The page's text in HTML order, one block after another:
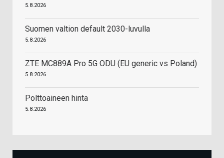
5.8.2026
Suomen valtion default 2030-luvulla
5.8.2026
ZTE MC889A Pro 5G ODU (EU generic vs Poland)
5.8.2026
Polttoaineen hinta
5.8.2026